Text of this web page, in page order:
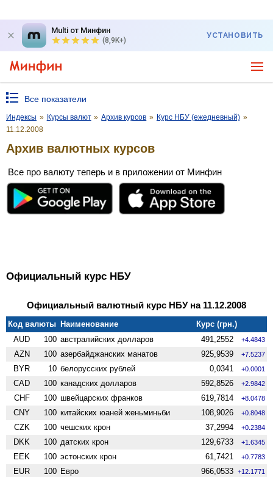
Multi от Минфин
(8,9K+)
УСТАНОВИТЬ
Все показатели
Индексы » Курсы валют » Архив курсов » Курс НБУ (ежедневный) »
11.12.2008
Архив валютных курсов
Все про валюту теперь и в приложении от Минфин
Официальный курс НБУ
Официальный валютный курс НБУ на 11.12.2008
Код валюты Наименование
Курс (грн.)
AUD
100 австралийских долларов 491,2552 +4.4843
AZN 100 азербайджанских манатов 925,9539 +7.5237
BYR 10 белорусских рублей 0,0341 +0.0001
CAD 100 канадских долларов 592,8526 +2.9842
CHF 100 швейцарских франков 619,7814 +8.0478
CNY 100 китайских юаней женьминьби 108,9026 +0.8048
CZK 100 чешских крон 37,2994 +0.2384
DKK 100 датских крон 129,6733 +1.6345
EEK 100 эстонских крон 61,7421 +0.7783
EUR 100 Евро 966,0533 +12.1771